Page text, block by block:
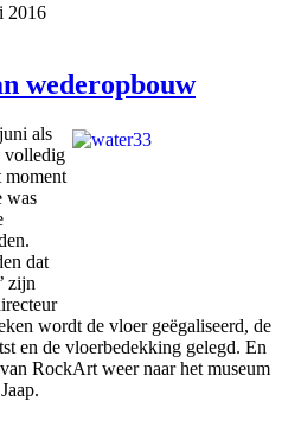
2016
wederopbouw
als
volledig
moment
was
dat
zijn
wordt de vloer geëgaliseerd, de
en de vloerbedekking gelegd. En
RockArt weer naar het museum